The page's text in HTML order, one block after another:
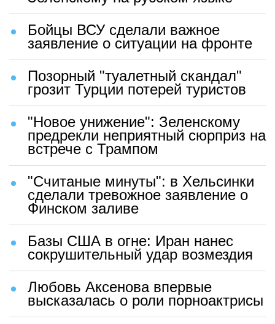
Бойцы ВСУ сделали важное
заявление о ситуации на фронте
Позорный "туалетный скандал"
грозит Турции потерей туристов
"Новое унижение": Зеленскому
предрекли неприятный сюрприз на
встрече с Трампом
"Считаные минуты": в Хельсинки
сделали тревожное заявление о
Финском заливе
Базы США в огне: Иран нанес
сокрушительный удар возмездия
Любовь Аксенова впервые
высказалась о роли порноактрисы